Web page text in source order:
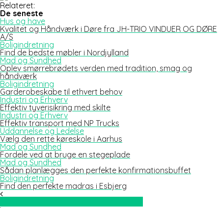
Relateret:
De seneste
Hus og have
Kvalitet og Håndværk i Døre fra JH-TRIO VINDUER OG DØRE
A/S
Boligindretning
Find de bedste møbler i Nordjylland
Mad og Sundhed
Oplev smørrebrødets verden med tradition, smag og
håndværk
Boligindretning
Garderobeskabe til ethvert behov
Industri og Erhverv
Effektiv tyverisikring med skilte
Industri og Erhverv
Effektiv transport med NP Trucks
Uddannelse og Ledelse
Vælg den rette køreskole i Aarhus
Mad og Sundhed
Fordele ved at bruge en stegeplade
Mad og Sundhed
Sådan planlægges den perfekte konfirmationsbuffet
Boligindretning
Find den perfekte madras i Esbjerg